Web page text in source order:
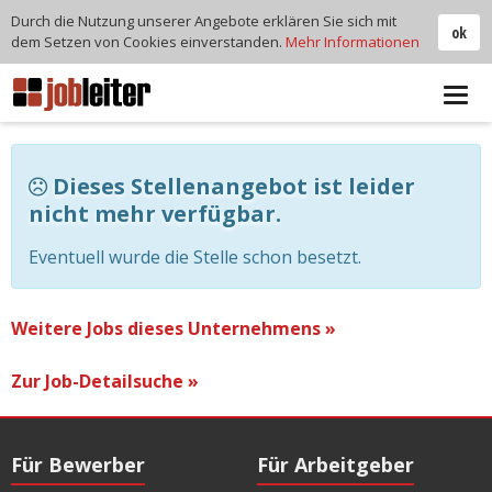
Dieses Stellenangebot ist leider
nicht mehr verfügbar.
Eventuell wurde die Stelle schon besetzt.
Weitere Jobs dieses Unternehmens »
Zur Job-Detailsuche »
Für Bewerber Für Arbeitgeber
ok
Durch die Nutzung unserer Angebote erklären Sie sich mit
dem Setzen von Cookies einverstanden. Mehr Informationen